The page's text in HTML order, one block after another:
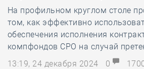
На профильном круглом столе
том, как эффективно
обеспечения исполнения
компфондов СРО на случай
13:19, 24 декабря 2024
0